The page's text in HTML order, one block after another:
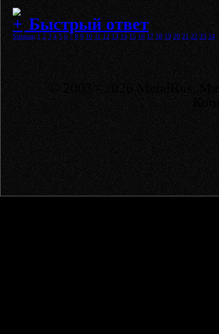
Быстрый ответ
Sitemap 1 2 3 4 5 6 7 8 9 10 11 12 13 14 15 16 17 18 19 20 21 22 23 24
© 2003 - 2026 MetalRus.